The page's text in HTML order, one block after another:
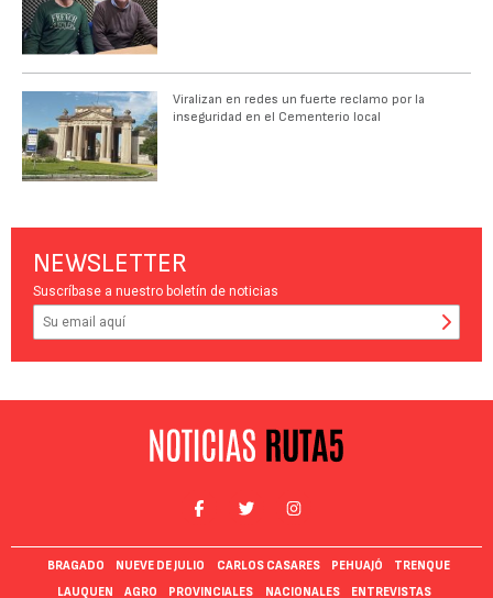
Viralizan en redes un fuerte reclamo por la
inseguridad en el Cementerio local
NEWSLETTER
Suscríbase a nuestro boletín de noticias
BRAGADO NUEVE DE JULIO CARLOS CASARES PEHUAJÓ
TRENQUE
LAUQUEN
AGRO PROVINCIALES NACIONALES ENTREVISTAS